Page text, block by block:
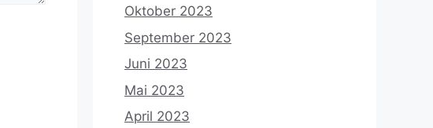
Oktober 2023
September 2023
Juni 2023
Mai 2023
April 2023